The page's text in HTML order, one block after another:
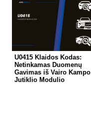
U0415 Klaidos Kodas:
Netinkamas Duomenų
Gavimas iš Vairo Kampo
Jutiklio Modulio